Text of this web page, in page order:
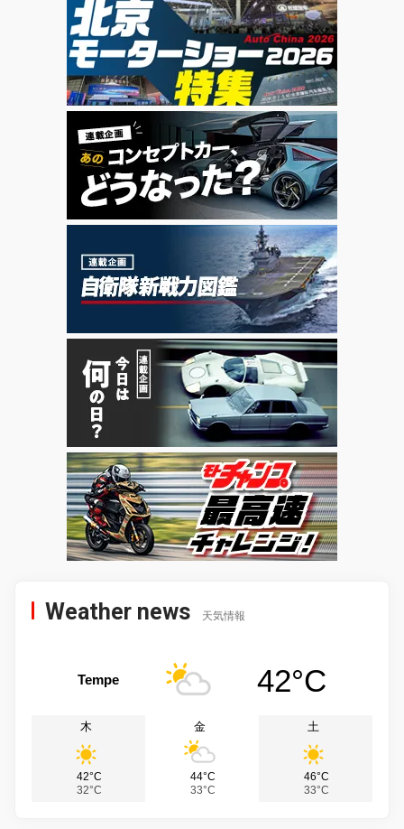
Weather news 天気情報
Tempe 42°C
木
42°C
32°C
金
44°C
33°C
土
46°C
33°C